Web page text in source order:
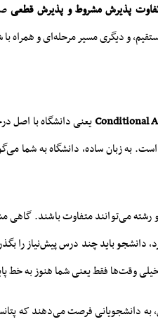
پذیرش مشروط و پذیرش قطعی
و دیگری مسیر مرحله‌ای و همراه
Conditionalیعنی دانشگاه با اصل
به زبان ساده، دانشگاه به شما
و رشته می‌توانند متفاوت باشند.
دانشجو باید چند درس پیش‌نیاز را
وقت‌ها فقط یعنی شما هنوز به خط
به دانشجویانی فرصت می‌دهند که